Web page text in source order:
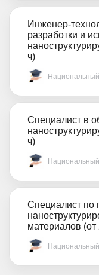
Инженер-
разработки и
ч)
Национальный
Специалист в
ч)
Национальный
Специалист по
материалов (от
Национальный